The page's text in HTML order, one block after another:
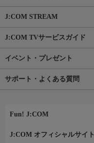
J:COM STREAM
J:COM TVサービスガイド
イベント・プレゼント
サポート・よくある質問
Fun! J:COM
J:COM オフィシャルサイト